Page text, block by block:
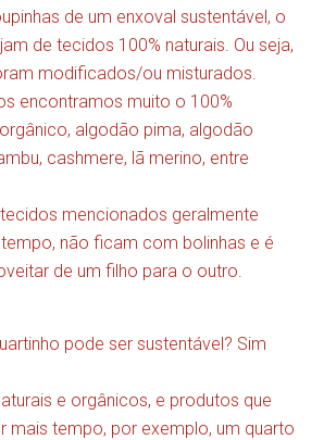
de um enxoval sustentável, o
de tecidos 100% naturais. Ou seja,
modificados/ou misturados.
encontramos muito o 100%
algodão pima, algodão
cashmere, lã merino, entre
mencionados geralmente
não ficam com bolinhas e é
de um filho para o outro.
pode ser sustentável? Sim
e orgânicos, e produtos que
mais tempo, por exemplo, um quarto